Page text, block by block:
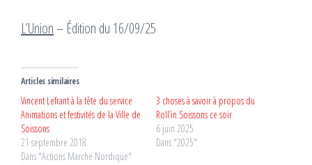
L’Union– Édition du 16/09/25
Articles similaires
Vincent Lefrant à la tête du service
Animations et festivités de la Ville de
Soissons
21 septembre 2018
Dans "Actions Marche Nordique"
3 choses à savoir à propos du
Roll’in Soissons ce soir
6 juin 2025
Dans "2025"